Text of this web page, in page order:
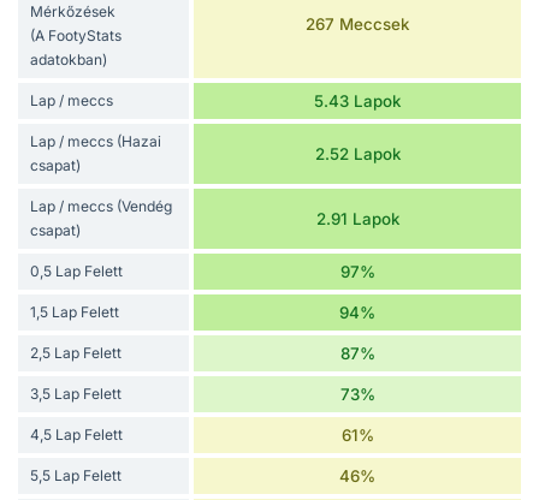
Mérkőzések
(A FootyStats
adatokban)
267 Meccsek
Lap / meccs 5.43 Lapok
Lap / meccs (Hazai
csapat)
2.52 Lapok
Lap / meccs (Vendég
csapat)
2.91 Lapok
0,5 Lap Felett 97%
1,5 Lap Felett 94%
2,5 Lap Felett 87%
3,5 Lap Felett 73%
4,5 Lap Felett 61%
5,5 Lap Felett 46%